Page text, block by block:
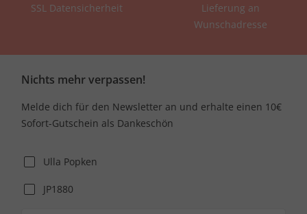
SSL Datensicherheit
Lieferung an
Wunschadresse
Nichts mehr verpassen!
Melde dich für den Newsletter an und erhalte einen 10€
Sofort-Gutschein als Dankeschön
Ulla Popken
JP1880